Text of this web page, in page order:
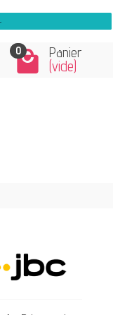
0 Panier
(vide)